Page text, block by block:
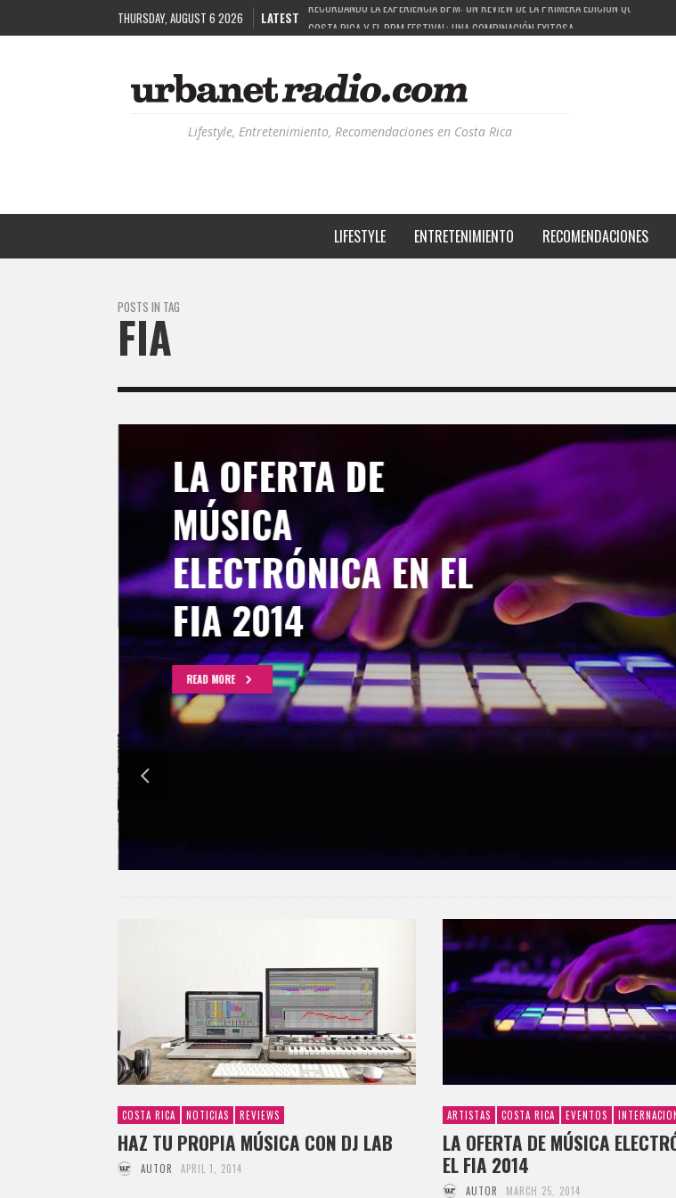
THURSDAY, AUGUST 6 2026 LATEST COSTA RICA Y EL BPM FESTIVAL: UNA COMBINACIÓN EXITOSA
RUTAS NATURBANAS: EL PROYECTO QUE ESTÁ TRANSFORMANDO LA CALIDAD DE
RECORDANDO LA EXPERIENCIA BPM: UN REVIEW DE LA PRIMERA EDICIÓN QUE TRAJO
Lifestyle, Entretenimiento, Recomendaciones en Costa Rica
LIFESTYLE ENTRETENIMIENTO RECOMENDACIONES
POSTS IN TAG
FIA
LA OFERTA DE
MÚSICA
ELECTRÓNICA EN EL
FIA 2014
READ MORE
COSTA RICA NOTICIAS REVIEWS
HAZ TU PROPIA MÚSICA CON DJ LAB
AUTOR APRIL 1, 2014
ARTISTAS COSTA RICA EVENTOS
LA OFERTA DE MÚSICA
EL FIA 2014
AUTOR MARCH 25, 2014